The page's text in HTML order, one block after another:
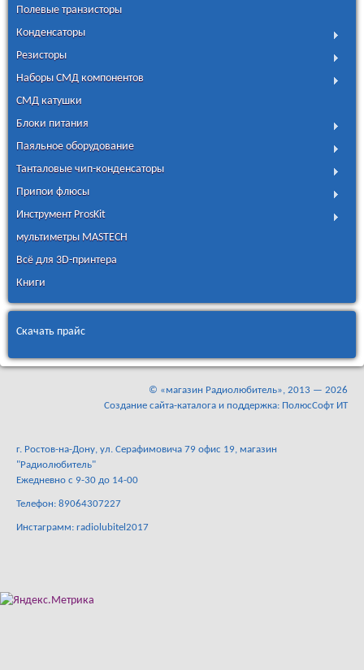
Полевые транзисторы
Конденсаторы
Резисторы
Наборы СМД компонентов
СМД катушки
Блоки питания
Паяльное оборудование
Танталовые чип-конденсаторы
Припои флюсы
Инструмент ProsKit
мультиметры MASTECH
Всё для 3D-принтера
Книги
Скачать прайс
© «магазин Радиолюбитель» , 2013 — 2026
Создание сайта-каталога и поддержка: ПолюсСофт ИТ
г. Ростов-на-Дону, ул. Серафимовича 79 офис 19, магазин
"Радиолюбитель"
Ежедневно с 9-30 до 14-00
Телефон: 89064307227
Инстаграмм: radiolubitel2017